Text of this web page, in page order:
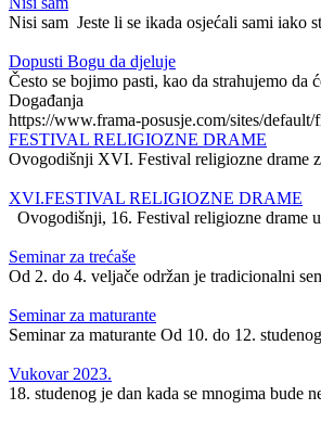
Nisi sam Jeste li se ikada osjećali sami iako
Dopusti Bogu da djeluje
Često se bojimo pasti, kao da strahujemo
Događanja
https://www.frama-posusje.com/sites/
FESTIVAL RELIGIOZNE DRAME
Ovogodišnji XVI. Festival religiozne drame
XVI.FESTIVAL RELIGIOZNE DRAME
Ovogodišnji, 16. Festival religiozne drame
Seminar za trećaše
Od 2. do 4. veljače održan je tradicionalni
Seminar za maturante
Seminar za maturante Od 10. do 12.
Vukovar 2023.
18. studenog je dan kada se mnogima bude